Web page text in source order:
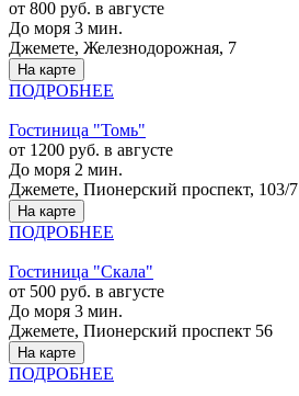
от 800 руб. в августе
До моря 3 мин.
Джемете, Железнодорожная, 7
На карте
ПОДРОБНЕЕ
Гостиница "Томь"
от 1200 руб. в августе
До моря 2 мин.
Джемете, Пионерский проспект, 103/7
На карте
ПОДРОБНЕЕ
Гостиница "Скала"
от 500 руб. в августе
До моря 3 мин.
Джемете, Пионерский проспект 56
На карте
ПОДРОБНЕЕ